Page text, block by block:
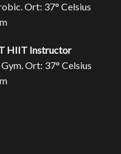
Ort: 37° Celsius
HIIT Instructor
Ort: 37° Celsius